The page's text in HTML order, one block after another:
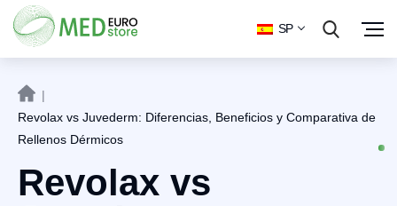
SP
|
Revolax vs Juvederm: Diferencias, Beneficios y Comparativa de
Rellenos Dérmicos
Revolax vs